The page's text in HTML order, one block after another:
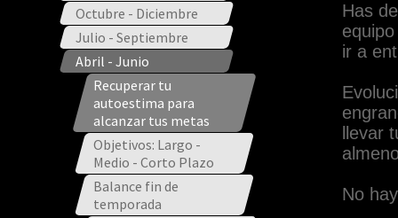
Octubre - Diciembre
Julio - Septiembre
Abril - Junio
Recuperar tu
autoestima para
alcanzar tus metas
Objetivos: Largo -
Medio - Corto Plazo
Balance fin de
temporada
Has
ir a
llevar
No